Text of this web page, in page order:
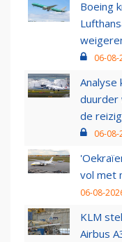
Boeing
06-08-
Analyse
duurder
de
06-08-
vol met
06-08-
KLM
Airbus